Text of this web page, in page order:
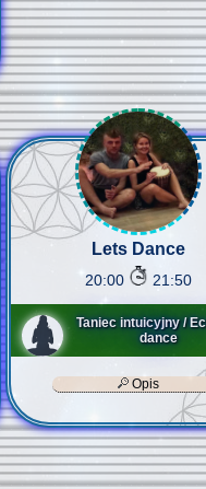
Lets Dance
20:00 21:50
Taniec intuicyjny /
dance
Opis